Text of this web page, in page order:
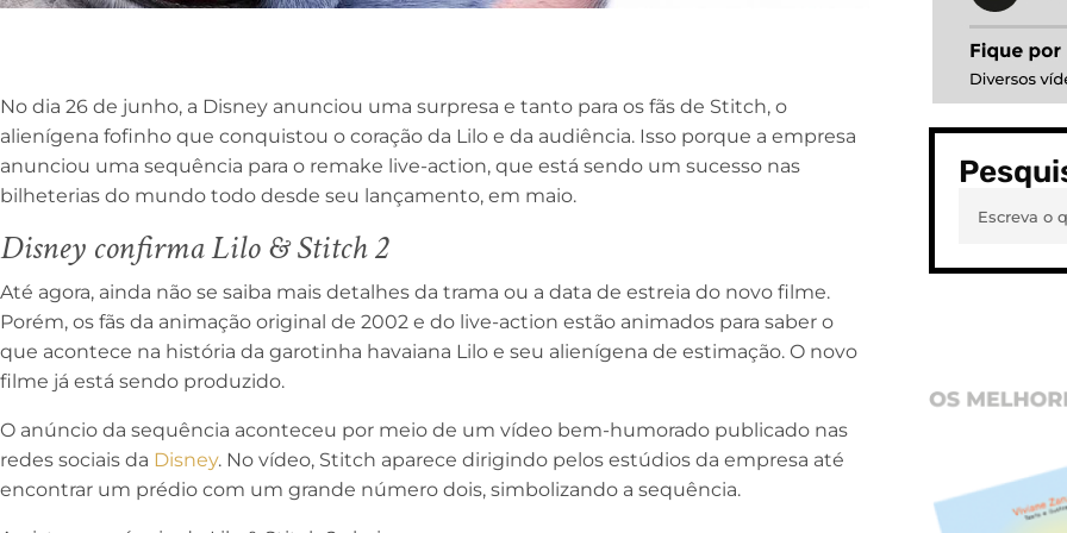
No dia 26 de junho, a Disney anunciou uma surpresa e tanto para os fãs de Stitch, o
alienígena fofinho que conquistou o coração da Lilo e da audiência. Isso porque a empresa
anunciou uma sequência para o remake live-action, que está sendo um sucesso nas
bilheterias do mundo todo desde seu lançamento, em maio.
Disney confirma Lilo & Stitch 2
Até agora, ainda não se saiba mais detalhes da trama ou a data de estreia do novo filme.
Porém, os fãs da animação original de 2002 e do live-action estão animados para saber o
que acontece na história da garotinha havaiana Lilo e seu alienígena de estimação. O novo
filme já está sendo produzido.
O anúncio da sequência aconteceu por meio de um vídeo bem-humorado publicado nas
redes sociais da Disney. No vídeo, Stitch aparece dirigindo pelos estúdios da empresa até
encontrar um prédio com um grande número dois, simbolizando a sequência.